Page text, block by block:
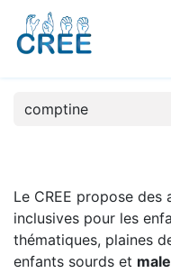
Le CREE propose
inclusives pour les
thématiques, plaines
enfants sourds et